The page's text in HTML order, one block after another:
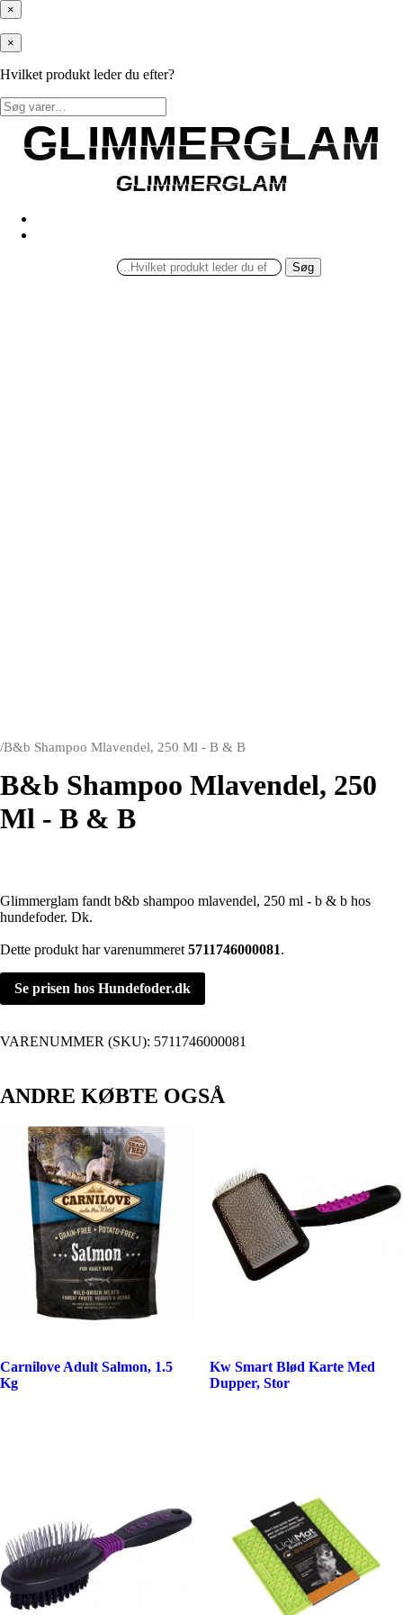
×
×
Hvilket produkt leder du efter?
Søg
efter:GLIMMERGLAM
GLIMMERGLAM
GLIMMERGLAM
GLIMMERGLAM
Søg
/B&b Shampoo Mlavendel, 250 Ml - B & B
B&b Shampoo Mlavendel, 250
Ml - B & B
Glimmerglam fandt b&b shampoo mlavendel, 250 ml - b & b hos
hundefoder. Dk.
Dette produkt har varenummeret 5711746000081.
Se prisen hos Hundefoder.dk
VARENUMMER (SKU): 5711746000081
ANDRE KØBTE OGSÅ
Carnilove Adult Salmon, 1.5
Kg
Kw Smart Blød Karte Med
Dupper, Stor